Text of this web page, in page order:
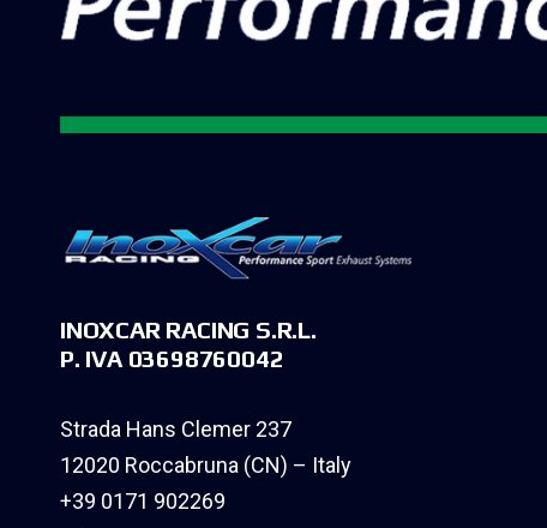
INOXCAR RACING S.R.L.
P. IVA 03698760042
Strada Hans Clemer 237
12020 Roccabruna (CN) – Italy
+39 0171 902269